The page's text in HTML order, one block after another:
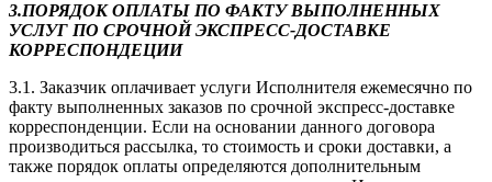
3.ПОРЯДОК ОПЛАТЫ ПО ФАКТУ ВЫПОЛНЕННЫХ
УСЛУГ ПО СРОЧНОЙ ЭКСПРЕСС-ДОСТАВКЕ
КОРРЕСПОНДЕЦИИ
3.1. Заказчик оплачивает услуги Исполнителя ежемесячно по
факту выполненных заказов по срочной экспресс-доставке
корреспонденции. Если на основании данного договора
производиться рассылка, то стоимость и сроки доставки, а
также порядок оплаты определяются дополнительным